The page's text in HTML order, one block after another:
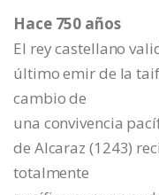
Hace 750 años
El rey castellano
último emir de la
cambio de
una convivencia
de Alcaraz (1243)
totalmente